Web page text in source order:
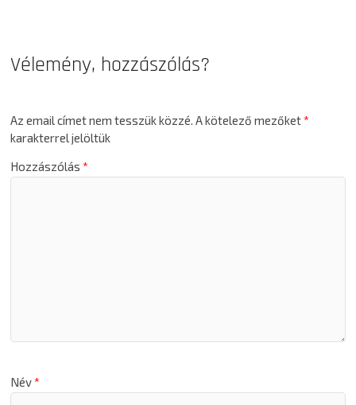
Vélemény, hozzászólás?
Az email címet nem tesszük közzé. A kötelező mezőket*
karakterrel jelöltük
Hozzászólás*
Név*